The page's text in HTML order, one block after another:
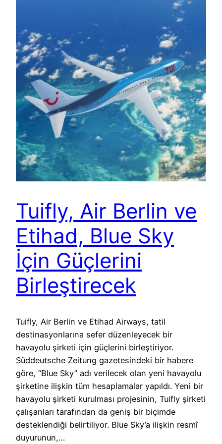
Tuifly, Air Berlin ve
Etihad, Blue Sky
İçin Güçlerini
Birleştirecek
Tuifly, Air Berlin ve Etihad Airways, tatil
destinasyonlarına sefer düzenleyecek bir
havayolu şirketi için güçlerini birleştiriyor.
Süddeutsche Zeitung gazetesindeki bir habere
göre, “Blue Sky” adı verilecek olan yeni havayolu
şirketine ilişkin tüm hesaplamalar yapıldı. Yeni bir
havayolu şirketi kurulması projesinin, Tuifly şirketi
çalışanları tarafından da geniş bir biçimde
desteklendiği belirtiliyor. Blue Sky’a ilişkin resmî
duyurunun,…